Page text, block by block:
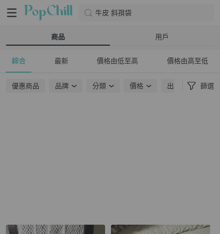
牛皮 斜孭袋
商品 用戶
綜合 最新 價格由低至高 價格由高至低
優惠商品 品牌 分類 價格 出貨地點 篩選